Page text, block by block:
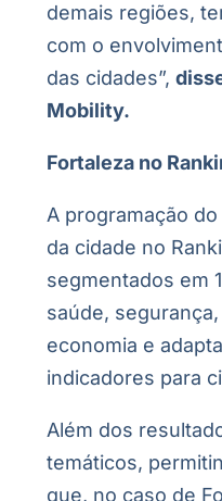
demais regiões,
com o
das cidades”,
Mobility.
Fortaleza no
A programação
da cidade no
segmentados em
saúde,
economia e
indicadores para
Além dos
temáticos,
que, no caso de